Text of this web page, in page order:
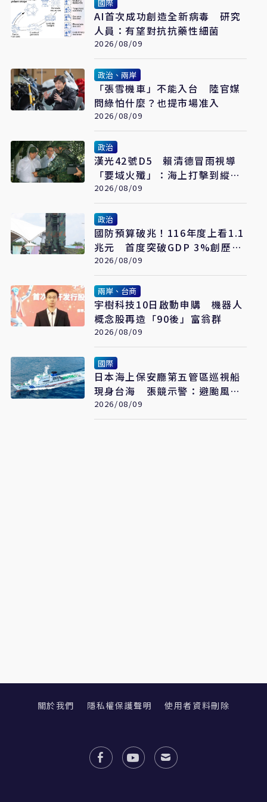
國際
AI首次成功創造全新病毒 研究
人員：有望對抗抗藥性細菌
2026/08/09
政治、兩岸
「張雪機車」不能入台 陸官媒
問綠怕什麼？也提市場准入
2026/08/09
政治
漢光42號D5 賴清德冒雨視導
「要域火殲」：海上打擊到縱深
防禦驗證整體戰力
2026/08/09
政治
國防預算破兆！116年度上看1.1
兆元 首度突破GDP 3%創歷史
新高
2026/08/09
兩岸、台商
宇樹科技10日啟動申購 機器人
概念股再造「90後」富翁群
2026/08/09
國際
日本海上保安廳第五管區巡視船
現身台海 張競示警：避颱風也
要關注航行動向
2026/08/09
關於我們 隱私權保護聲明 使用者資料刪除